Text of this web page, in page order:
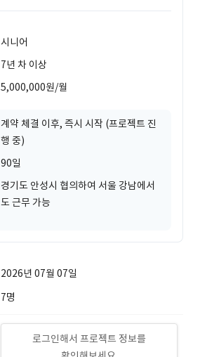
시니어
7년 차 이상
5,000,000원/월
계약 체결 이후, 즉시 시작 (프로젝트 진
행 중)
90일
경기도 안성시 협의하여 서울 강남에서
도 근무 가능
2026년 07월 07일
7명
로그인해서 프로젝트 정보를